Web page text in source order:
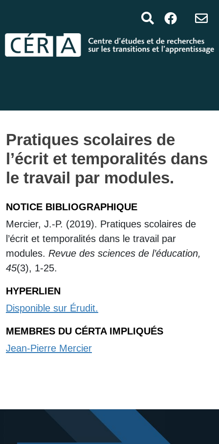
Pratiques scolaires de
l’écrit et temporalités dans
le travail par modules.
NOTICE BIBLIOGRAPHIQUE
Mercier, J.-P. (2019). Pratiques scolaires de
l’écrit et temporalités dans le travail par
modules. Revue des sciences de l’éducation,
45(3), 1-25.
HYPERLIEN
Disponible sur Érudit.
MEMBRES DU CÉRTA IMPLIQUÉS
Jean-Pierre Mercier